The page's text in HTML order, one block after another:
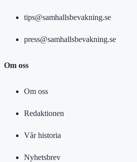
tips@samhallsbevakning.se
press@samhallsbevakning.se
Om oss
Om oss
Redaktionen
Vår historia
Nyhetsbrev